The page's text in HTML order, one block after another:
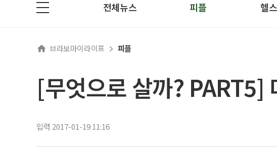
전체뉴스 피플 헬스
브라보마이라이프 피플
[무엇으로 살까? PART5]
입력 2017-01-19 11:16